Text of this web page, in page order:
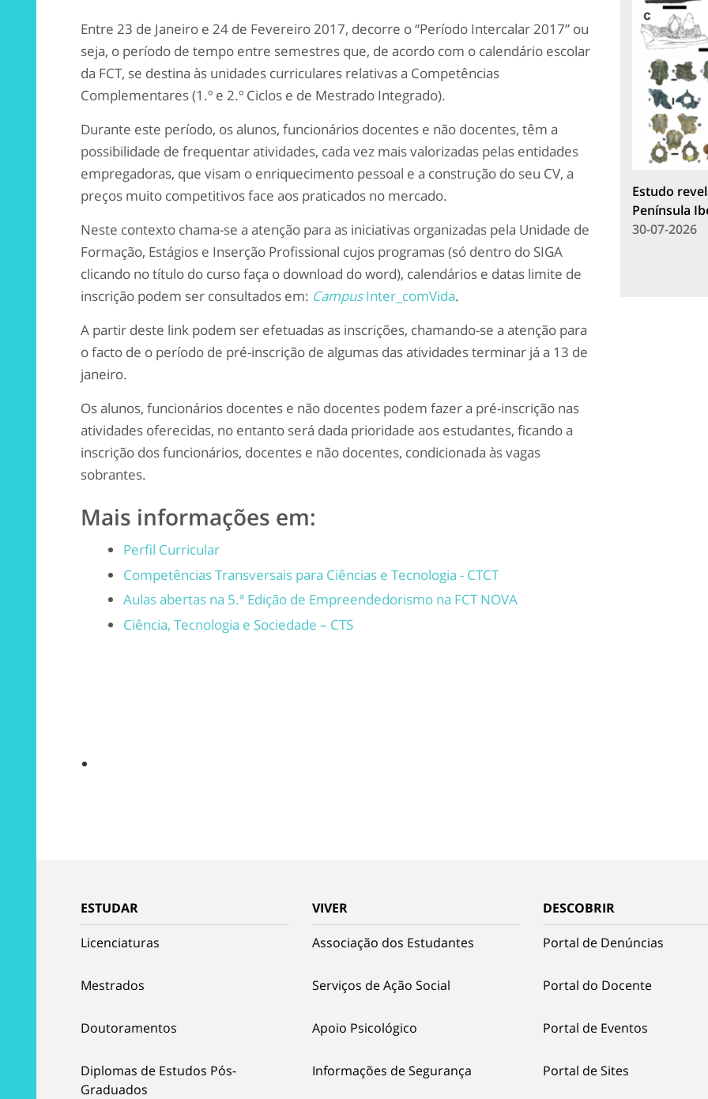
Entre 23 de Janeiro e 24 de Fevereiro 2017, decorre o “Período Intercalar 2017” ou
seja, o período de tempo entre semestres que, de acordo com o calendário escolar
da FCT, se destina às unidades curriculares relativas a Competências
Complementares (1.º e 2.º Ciclos e de Mestrado Integrado).
Durante este período, os alunos, funcionários docentes e não docentes, têm a
possibilidade de frequentar atividades, cada vez mais valorizadas pelas entidades
empregadoras, que visam o enriquecimento pessoal e a construção do seu CV, a
preços muito competitivos face aos praticados no mercado.
Neste contexto chama-se a atenção para as iniciativas organizadas pela Unidade de
Formação, Estágios e Inserção Profissional cujos programas (só dentro do SIGA
clicando no título do curso faça o download do word), calendários e datas limite de
inscrição podem ser consultados em: CampusInter_comVida.
A partir deste link podem ser efetuadas as inscrições, chamando-se a atenção para
o facto de o período de pré-inscrição de algumas das atividades terminar já a 13 de
janeiro.
Os alunos, funcionários docentes e não docentes podem fazer a pré-inscrição nas
atividades oferecidas, no entanto será dada prioridade aos estudantes, ficando a
inscrição dos funcionários, docentes e não docentes, condicionada às vagas
sobrantes.
Mais informações em:
Perfil Curricular
Competências Transversais para Ciências e Tecnologia - CTCT
Aulas abertas na 5.ª Edição de Empreendedorismo na FCT NOVA
Ciência, Tecnologia e Sociedade – CTS
Estudo
Península
30-07-2026
ESTUDAR
Licenciaturas
Mestrados
Doutoramentos
Diplomas de Estudos Pós-
Graduados
VIVER
Associação dos Estudantes
Serviços de Ação Social
Apoio Psicológico
Informações de Segurança
DESCOBRIR
Portal de Denúncias
Portal do Docente
Portal de Eventos
Portal de Sites